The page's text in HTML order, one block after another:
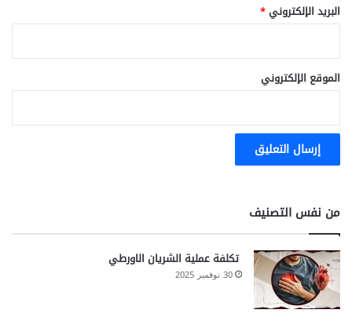
البريد الإلكتروني*
الموقع الإلكتروني
من نفس التصنيف
تكلفة عملية الشريان الاورطي
30 نوفمبر 2025